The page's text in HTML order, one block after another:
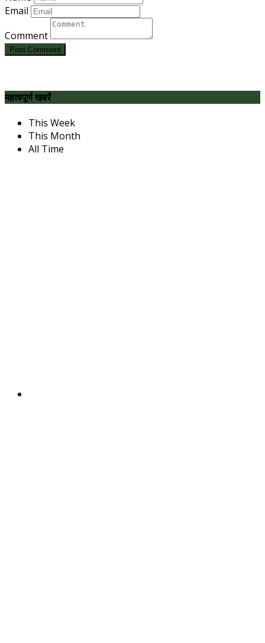
Email
Comment
Post Comment
महत्वपूर्ण खबरें
This Week
This Month
All Time